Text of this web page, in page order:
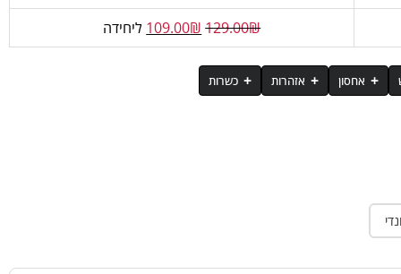
129.00₪
109.00₪ ליחידה
אחסון אזהרות כשרות
מכיל:
השונים.
של המוצר לשמש.
נשים מניקות, אנשים הנוטלים תרופות מרשם וילדים - יש
הרבנות עפולה והרב וייטמן - רב תנובה.